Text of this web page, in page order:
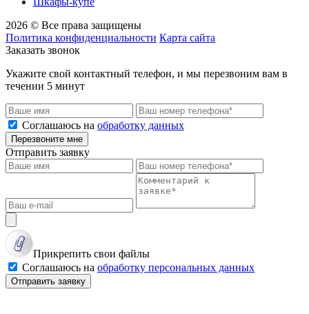
2026 © Все права защищены
Политика конфиденциальности Карта сайта
Заказать звонок
Укажите свой контактный телефон, и мы перезвоним вам в
течении 5 минут
Соглашаюсь на обработку данных
Перезвоните мне
Отправить заявку
Прикрепить свои файлы
Соглашаюсь на обработку персональных данных
Отправить заявку